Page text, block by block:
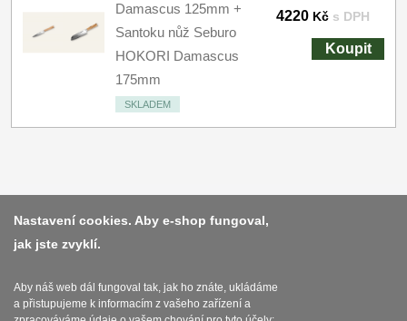
Damascus 125mm +
Santoku nůž Seburo
HOKORI Damascus
175mm
SKLADEM
4220 Kč s DPH
Koupit
Platba a dodávka
Obchodní podmínky
Zasady zpracovani osobnich udaju
Nastavení cookies. Aby e-shop fungoval,
jak jste zvyklí.
Aby náš web dál fungoval tak, jak ho znáte, ukládáme
a přistupujeme k informacím z vašeho zařízení a